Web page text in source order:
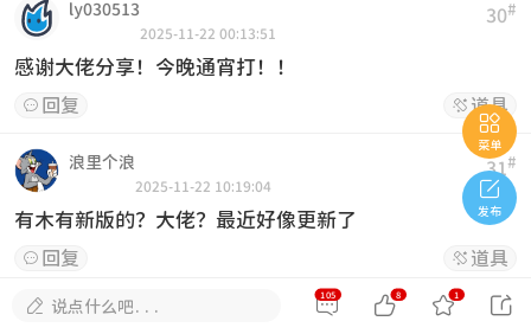
30#
ly030513
2025-11-22 00:13:51
感谢大佬分享！今晚通宵打！！
 回复  道具
31#
浪里个浪
2025-11-22 10:19:04
有木有新版的？大佬？最近好像更新了
 回复  道具
32#
1923622620

菜单

发布
 说点什么吧... 
105 8 1 